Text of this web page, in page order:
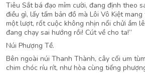
Tiêu Sắt bá đạo mỉm cười, đang định theo
điều gì, lấy tấm bản đồ mà Lôi Vô Kiệt
một lượt, rốt cuộc không nhịn nổi chửi ầm
đang chạy sai hướng rồi! Cút về cho ta!”
Núi Phượng Tề.
Bên ngoài núi Thanh Thành, cây cối um
chim chóc ríu rít, như hòa cùng tiếng